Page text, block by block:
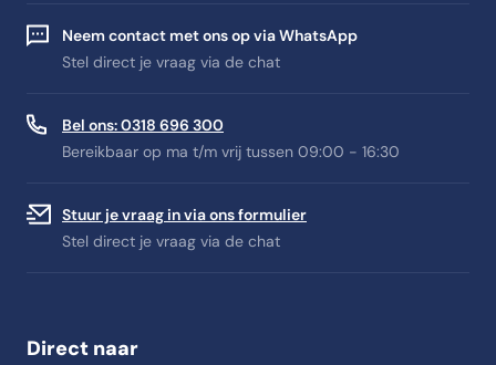
Neem contact met ons op via WhatsApp
Stel direct je vraag via de chat
Bel ons: 0318 696 300
Bereikbaar op ma t/m vrij tussen 09:00 - 16:30
Stuur je vraag in via ons formulier
Stel direct je vraag via de chat
Direct naar